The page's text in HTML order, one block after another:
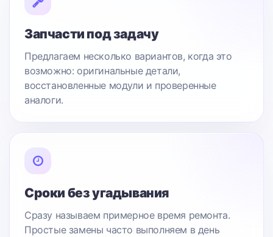
Запчасти под задачу
Предлагаем несколько вариантов, когда это
возможно: оригинальные детали,
восстановленные модули и проверенные
аналоги.
Сроки без угадывания
Сразу называем примерное время ремонта.
Простые замены часто выполняем в день